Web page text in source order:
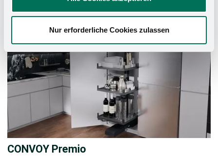
Nur erforderliche Cookies zulassen
CONVOY Premio